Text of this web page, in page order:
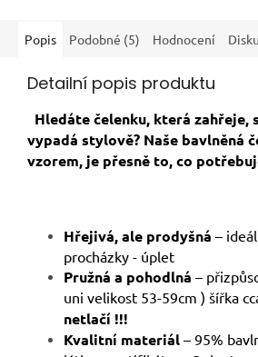
Popis Podobné (5) Hodnocení
Detailní popis produktu
Hledáte čelenku, která zahřeje,
vypadá stylově? Naše bavlněná
vzorem, je přesně to, co
Hřejivá, ale prodyšná –
procházky - úplet
Pružná a pohodlná –
uni velikost 53-59cm ) šířka
netlačí !!!
Kvalitní materiál – 95%